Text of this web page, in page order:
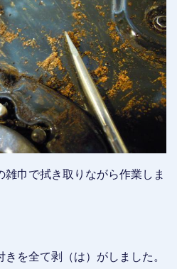
巾で拭き取りながら作業しま
を全て剥（は）がしました。